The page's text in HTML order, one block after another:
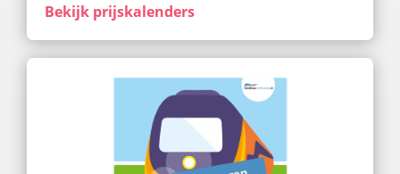
Bekijk prijskalenders